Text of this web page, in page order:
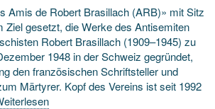
Amis de Robert Brasillach (ARB)» mit Sitz
Ziel gesetzt, die Werke des Antisemiten
Robert Brasillach (1909–1945) zu
1948 in der Schweiz gegründet,
den französischen Schriftsteller und
Märtyrer. Kopf des Vereins ist seit 1992